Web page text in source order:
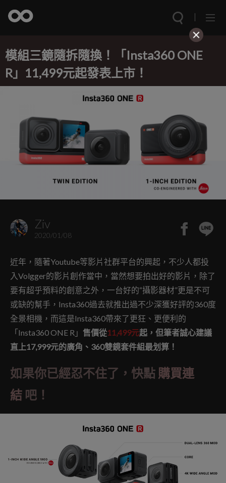
模組三鏡隨拆隨換！「Insta360 ONE
R」11,499元起發表上市！
Ziv
2020/01/08
近年，隨著Youtube等影片社群平台的興起，不少人都投
入Volgger的影片創作當中，當然想要拍出好的影片，除了
要有超乎預料的創意之外，一台好的“攝影器材”更是不可
或缺的幫手，Insta360過去就推出過不少深獲好評的360度
全景相機，而這是Insta360帶來了更狂、更便利的
「Insta360 ONE R」 售價從11,499元起，但筆者誠心建議
直上17,999元的廣角、360雙鏡套件組最划算！
如果你已經忍不住了，快點 購買連
結 吧！